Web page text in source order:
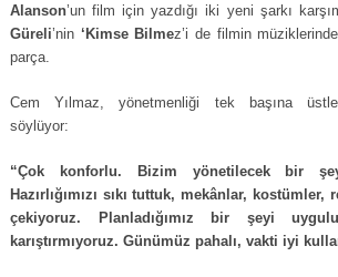
Alanson’un film için yazdığı iki yeni şarkı
Güreli’nin ‘Kimse Bilmez’i de filmin
parça.
Cem Yılmaz, yönetmenliği tek başına
söylüyor:
“Çok konforlu. Bizim yönetilecek bir
Hazırlığımızı sıkı tuttuk, mekânlar,
çekiyoruz. Planladığımız bir şeyi
karıştırmıyoruz. Günümüz pahalı, vakti iyi